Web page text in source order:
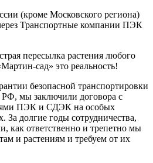
(кроме Московского региона)
Транспортные компании ПЭК
пересылка растения любого
сад» это реальность!
безопасной транспортировки
мы заключили договора с
ПЭК и СДЭК на особых
За долгие годы сотрудничества,
как ответственно и трепетно мы
и растениям и требуем от их